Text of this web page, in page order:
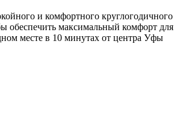
и комфортного
обеспечить максимальный комфорт
месте в 10 минутах от центра Уфы